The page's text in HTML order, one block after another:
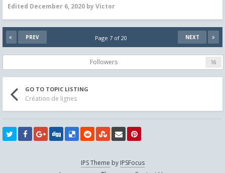
Edited December 6, 2020 by Victor
PREV NEXT
Page 7 of 20
Followers 16
GO TO TOPIC LISTING
Création de lignes
IPS Theme by IPSFocus